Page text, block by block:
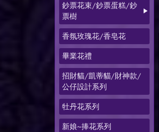
鈔票花束/鈔票蛋糕/鈔
票樹
香氛玫瑰花/香皂花
畢業花禮
招財貓/凱蒂貓/財神款/
公仔設計系列
牡丹花系列
新娘~捧花系列